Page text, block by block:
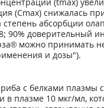
(Сmax) снижалась
абсорбции
90% доверительный
® можно принимать
и дозы").
с белками плазмы
в плазме 10 мкг/мл,